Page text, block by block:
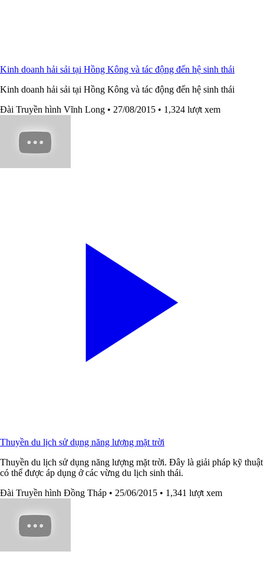
Kinh doanh hải sải tại Hồng Kông và tác động đến hệ sinh thái
Kinh doanh hải sải tại Hồng Kông và tác động đến hệ sinh thái
Đài Truyền hình Vĩnh Long • 27/08/2015 • 1,324 lượt xem
Thuyền du lịch sử dụng năng lượng mặt trời
Thuyền du lịch sử dụng năng lượng mặt trời. Đây là giải pháp kỹ thuật
có thể được áp dụng ở các vừng du lịch sinh thái.
Đài Truyền hình Đồng Tháp • 25/06/2015 • 1,341 lượt xem